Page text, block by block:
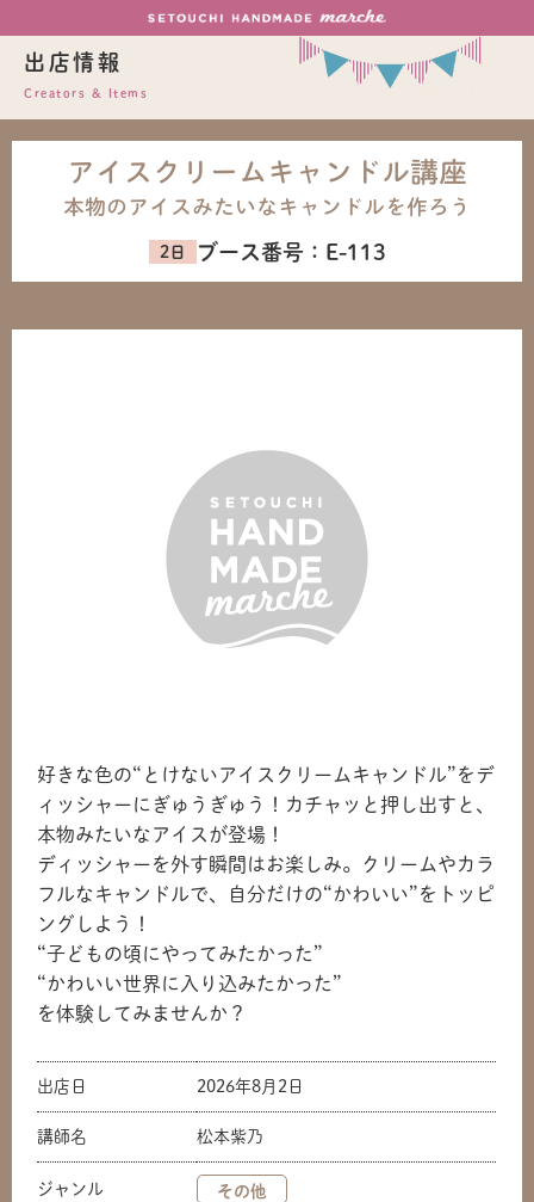
出店情報
Creators & Items
アイスクリームキャンドル講座
本物のアイスみたいなキャンドルを作ろう
ブース番号： E-113
好きな色の“とけないアイスクリームキャンドル”をデ
ィッシャーにぎゅうぎゅう！カチャッと押し出すと、
本物みたいなアイスが登場！
ディッシャーを外す瞬間はお楽しみ。クリームやカラ
フルなキャンドルで、自分だけの“かわいい”をトッピ
ングしよう！
“子どもの頃にやってみたかった”
“かわいい世界に入り込みたかった”
を体験してみませんか？
出店日 2026年8月2日
講師名 松本紫乃
ジャンル その他